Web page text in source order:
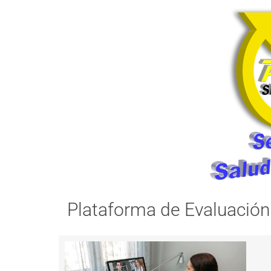
Plataforma de